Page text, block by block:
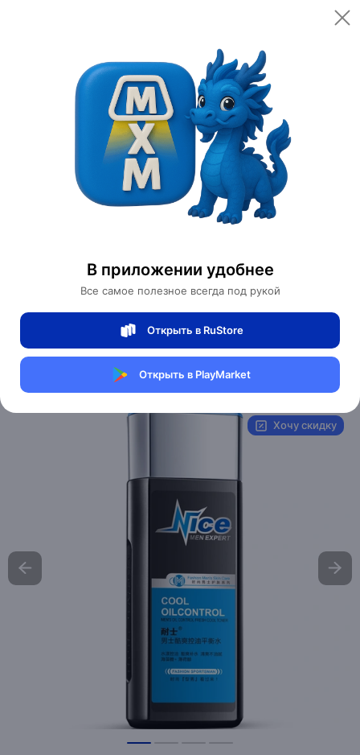
В приложении удобнее
Все самое полезное всегда под рукой
Открыть в RuStore
Открыть в PlayMarket
Открыть
Категории
Товары для красоты
Средства для очищения лица
Тоник для лица Nice Men Expert
0 отзывов 0
Магазин Bioaqua
Артикул:
Хочу скидку